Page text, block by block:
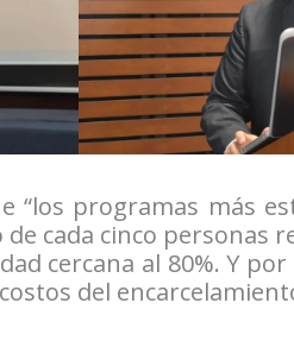
“los programas más
cada cinco personas
cercana al 80%. Y
del